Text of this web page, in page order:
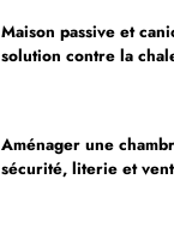
Maison passive et
solution contre la
Aménager une
sécurité, literie et